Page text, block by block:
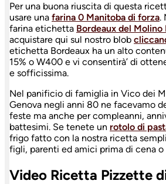
Per una buona riuscita di questa
usare una farina 0 Manitoba di forza.
farina etichetta Bordeaux del
acquistare qui sul nostro blob
etichetta Bordeaux ha un alto
15% o W400 e vi consentirà’ di
e sofficissima.
Nel panificio di famiglia in Vico dei
Genova negli anni 80 ne facevamo
feste ma anche per compleanni,
battesimi. Se tenete un rotolo di
frigo fatto con la nostra ricetta
figli, parenti ed amici prima di cena o
Video Ricetta Pizzette